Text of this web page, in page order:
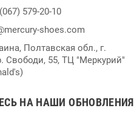
579-20-10
shoes.com
Полтавская обл., г.
Свободи, 55, ТЦ "Меркурий"
НА НАШИ ОБНОВЛЕНИЯ